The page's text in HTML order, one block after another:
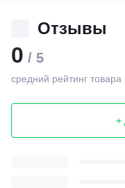
Отзывы
0 / 5
средний рейтинг товара
+